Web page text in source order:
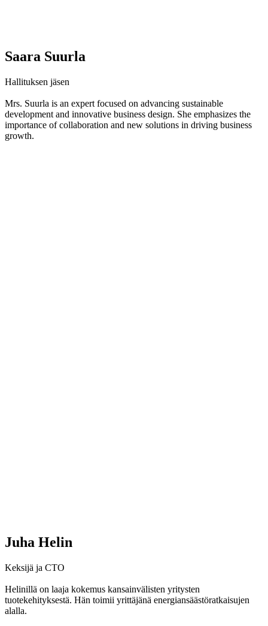
Saara Suurla
Hallituksen jäsen
Mrs. Suurla is an expert focused on advancing sustainable
development and innovative business design. She emphasizes the
importance of collaboration and new solutions in driving business
growth.
Juha Helin
Keksijä ja CTO
Helinillä on laaja kokemus kansainvälisten yritysten
tuotekehityksestä. Hän toimii yrittäjänä energiansäästöratkaisujen
alalla.